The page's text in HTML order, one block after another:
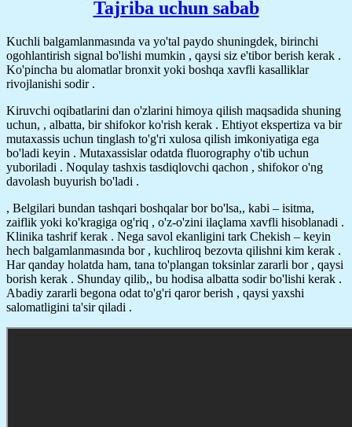
Tajriba uchun sabab
Kuchli balgamlanmasında va yo'tal paydo shuningdek, birinchi
ogohlantirish signal bo'lishi mumkin , qaysi siz e'tibor berish kerak .
Ko'pincha bu alomatlar bronxit yoki boshqa xavfli kasalliklar
rivojlanishi sodir .
Kiruvchi oqibatlarini dan o'zlarini himoya qilish maqsadida shuning
uchun, , albatta, bir shifokor ko'rish kerak . Ehtiyot ekspertiza va bir
mutaxassis uchun tinglash to'g'ri xulosa qilish imkoniyatiga ega
bo'ladi keyin . Mutaxassislar odatda fluorography o'tib uchun
yuboriladi . Noqulay tashxis tasdiqlovchi qachon , shifokor o'ng
davolash buyurish bo'ladi .
, Belgilari bundan tashqari boshqalar bor bo'lsa,, kabi – isitma,
zaiflik yoki ko'kragiga og'riq , o'z-o'zini ilaçlama xavfli hisoblanadi .
Klinika tashrif kerak . Nega savol ekanligini tark Chekish – keyin
hech balgamlanmasında bor , kuchliroq bezovta qilishni kim kerak .
Har qanday holatda ham, tana to'plangan toksinlar zararli bor , qaysi
borish kerak . Shunday qilib,, bu hodisa albatta sodir bo'lishi kerak .
Abadiy zararli begona odat to'g'ri qaror berish , qaysi yaxshi
salomatligini ta'sir qiladi .